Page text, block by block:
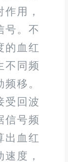
用，
号。不
的血红
不同频
移。
受回波
信号频
出血红
度，